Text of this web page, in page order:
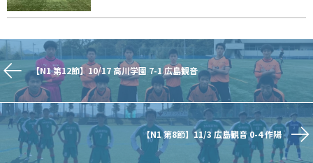
【N1 第12節】10/17 高川学園 7-1 広島観音
【N1 第8節】11/3 広島観音 0-4 作陽